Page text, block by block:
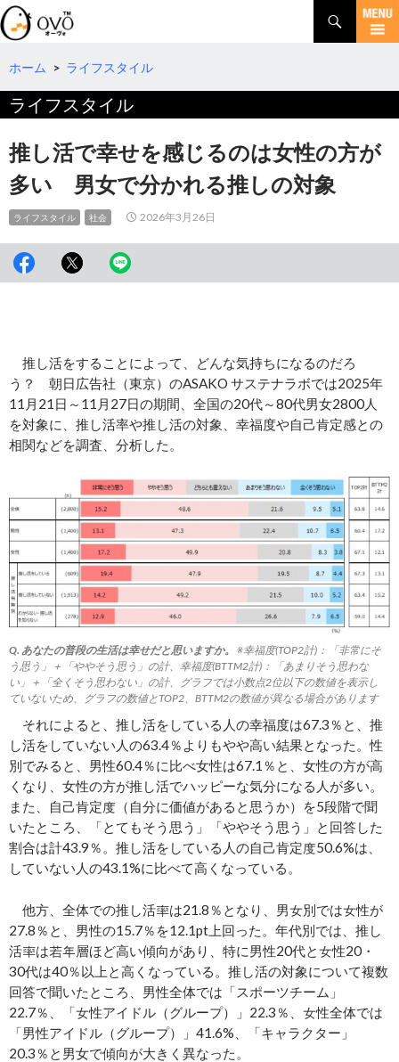
検
索
コ
テ
ツ
へ
動
ホーム > ライフスタイル
ライフスタイル
推し活で幸せを感じるのは女性の方が
多い 男女で分かれる推しの対象
ライフスタイル 社会 2026年3月26日
推し活をすることによって、どんな気持ちになるのだろ
う？ 朝日広告社（東京）のASAKO サステナラボでは2025年
11月21日～11月27日の期間、全国の20代～80代男女2800人
を対象に、推し活率や推し活の対象、幸福度や自己肯定感との
相関などを調査、分析した。
Q. あなたの普段の生活は幸せだと思いますか。
※幸福度(TOP2計)：「非常にそ
う思う」＋「ややそう思う」の計、幸福度(BTTM2計)：「あまりそう思わな
い」＋「全くそう思わない」の計、グラフでは小数点2位以下の数値を表示し
ていないため、グラフの数値とTOP2、BTTM2の数値が異なる場合があります
それによると、推し活をしている人の幸福度は67.3％と、推
し活をしていない人の63.4％よりもやや高い結果となった。性
別でみると、男性60.4％に比べ女性は67.1％と、女性の方が高
くなり、女性の方が推し活でハッピーな気分になる人が多い。
また、自己肯定度（自分に価値があると思うか）を5段階で聞
いたところ、「とてもそう思う」「ややそう思う」と回答した
割合は計43.9％。推し活をしている人の自己肯定度50.6%は、
していない人の43.1%に比べて高くなっている。
他方、全体での推し活率は21.8％となり、男女別では女性が
27.8％と、男性の15.7％を12.1pt上回った。年代別では、推し
活率は若年層ほど高い傾向があり、特に男性20代と女性20・
30代は40％以上と高くなっている。推し活の対象について複数
回答で聞いたところ、男性全体では「スポーツチーム」
22.7％、「女性アイドル（グループ）」22.3％、女性全体では
「男性アイドル（グループ）」41.6%、「キャラクター」
20.3％と男女で傾向が大きく異なった。